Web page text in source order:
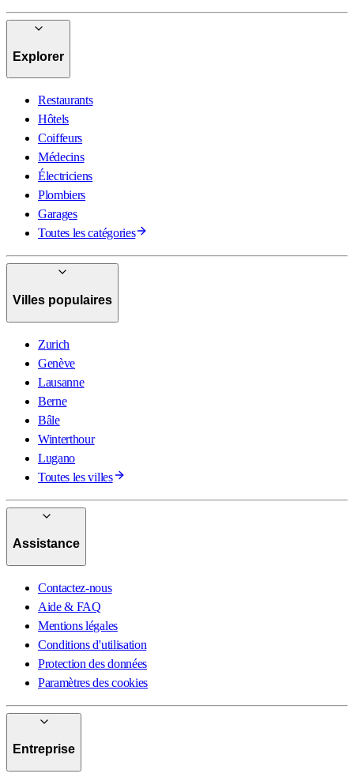
Explorer
Restaurants
Hôtels
Coiffeurs
Médecins
Électriciens
Plombiers
Garages
Toutes les catégories
Villes populaires
Zurich
Genève
Lausanne
Berne
Bâle
Winterthour
Lugano
Toutes les villes
Assistance
Contactez-nous
Aide & FAQ
Mentions légales
Conditions d'utilisation
Protection des données
Paramètres des cookies
Entreprise